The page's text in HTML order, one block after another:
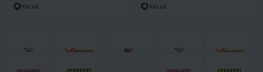
Китай
Китай